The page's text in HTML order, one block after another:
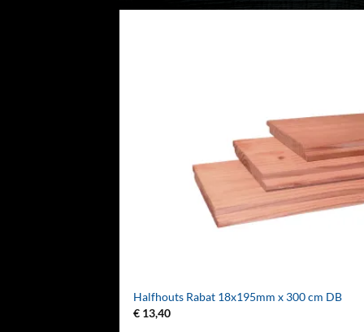
Halfhouts Rabat 18x195mm x 300 cm DB
€ 13,40